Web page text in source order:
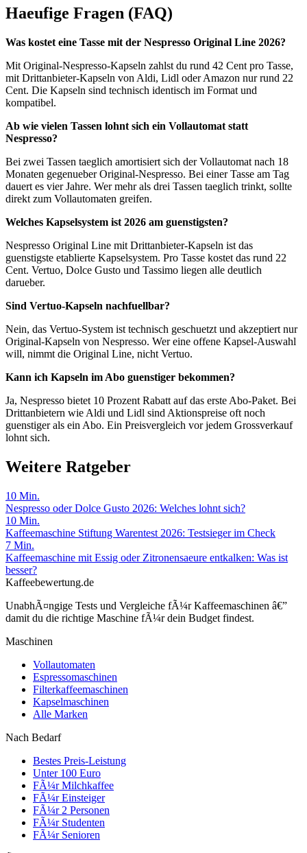
Haeufige Fragen (FAQ)
Was kostet eine Tasse mit der Nespresso Original Line 2026?
Mit Original-Nespresso-Kapseln zahlst du rund 42 Cent pro Tasse,
mit Drittanbieter-Kapseln von Aldi, Lidl oder Amazon nur rund 22
Cent. Die Kapseln sind technisch identisch im Format und
kompatibel.
Ab wie vielen Tassen lohnt sich ein Vollautomat statt
Nespresso?
Bei zwei Tassen taeglich amortisiert sich der Vollautomat nach 18
Monaten gegenueber Original-Nespresso. Bei einer Tasse am Tag
dauert es vier Jahre. Wer mehr als drei Tassen taeglich trinkt, sollte
direkt zum Vollautomaten greifen.
Welches Kapselsystem ist 2026 am guenstigsten?
Nespresso Original Line mit Drittanbieter-Kapseln ist das
guenstigste etablierte Kapselsystem. Pro Tasse kostet das rund 22
Cent. Vertuo, Dolce Gusto und Tassimo liegen alle deutlich
darueber.
Sind Vertuo-Kapseln nachfuellbar?
Nein, das Vertuo-System ist technisch geschuetzt und akzeptiert nur
Original-Kapseln von Nespresso. Wer eine offene Kapsel-Auswahl
will, nimmt die Original Line, nicht Vertuo.
Kann ich Kapseln im Abo guenstiger bekommen?
Ja, Nespresso bietet 10 Prozent Rabatt auf das erste Abo-Paket. Bei
Drittanbietern wie Aldi und Lidl sind Aktionspreise oft noch
guenstiger als ein Abo. Ein Preisvergleich vor jedem Grossverkauf
lohnt sich.
Weitere Ratgeber
10 Min.
Nespresso oder Dolce Gusto 2026: Welches lohnt sich?
10 Min.
Kaffeemaschine Stiftung Warentest 2026: Testsieger im Check
7 Min.
Kaffeemaschine mit Essig oder Zitronensaeure entkalken: Was ist
besser?
Kaffeebewertung.de
UnabhÃ¤ngige Tests und Vergleiche fÃ¼r Kaffeemaschinen â€”
damit du die richtige Maschine fÃ¼r dein Budget findest.
Maschinen
Vollautomaten
Espressomaschinen
Filterkaffeemaschinen
Kapselmaschinen
Alle Marken
Nach Bedarf
Bestes Preis-Leistung
Unter 100 Euro
FÃ¼r Milchkaffee
FÃ¼r Einsteiger
FÃ¼r 2 Personen
FÃ¼r Studenten
FÃ¼r Senioren